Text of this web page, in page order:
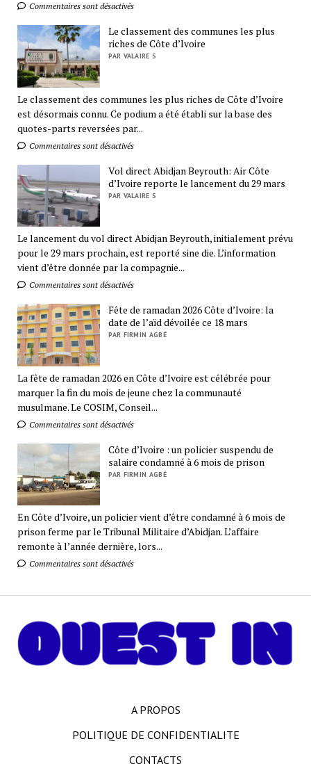
Commentaires sont désactivés
Le classement des communes les plus
riches de Côte d’Ivoire
PAR VALAIRE S
Le classement des communes les plus riches de Côte d’Ivoire
est désormais connu. Ce podium a été établi sur la base des
quotes-parts reversées par...
Commentaires sont désactivés
Vol direct Abidjan Beyrouth: Air Côte
d’Ivoire reporte le lancement du 29 mars
PAR VALAIRE S
Le lancement du vol direct Abidjan Beyrouth, initialement prévu
pour le 29 mars prochain, est reporté sine die. L’information
vient d’être donnée par la compagnie...
Commentaires sont désactivés
Fête de ramadan 2026 Côte d’Ivoire: la
date de l’aïd dévoilée ce 18 mars
PAR FIRMIN AGBÉ
La fête de ramadan 2026 en Côte d’Ivoire est célébrée pour
marquer la fin du mois de jeune chez la communauté
musulmane. Le COSIM, Conseil...
Commentaires sont désactivés
Côte d’Ivoire : un policier suspendu de
salaire condamné à 6 mois de prison
PAR FIRMIN AGBÉ
En Côte d’Ivoire, un policier vient d’être condamné à 6 mois de
prison ferme par le Tribunal Militaire d’Abidjan. L’affaire
remonte à l’année dernière, lors...
Commentaires sont désactivés
A PROPOS
POLITIQUE DE CONFIDENTIALITE
CONTACTS